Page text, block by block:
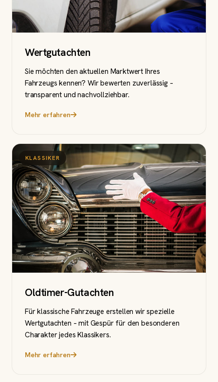
Wertgutachten
Sie möchten den aktuellen Marktwert Ihres
Fahrzeugs kennen? Wir bewerten zuverlässig –
transparent und nachvollziehbar.
Mehr erfahren
KLASSIKER
Oldtimer-Gutachten
Für klassische Fahrzeuge erstellen wir spezielle
Wertgutachten – mit Gespür für den besonderen
Charakter jedes Klassikers.
Mehr erfahren